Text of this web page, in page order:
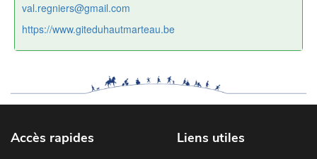
val.regniers@gmail.com
https://www.giteduhautmarteau.be
Accès rapides Liens utiles